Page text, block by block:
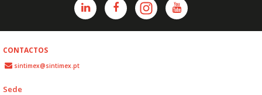
CONTACTOS
sintimex@sintimex.pt
Sede